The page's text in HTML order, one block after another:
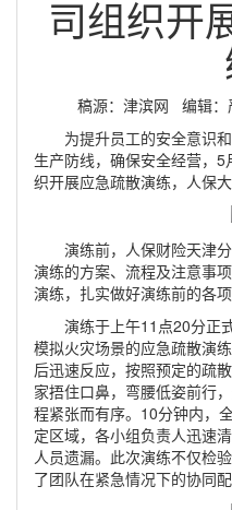
司组织开
稿源：津滨网 编辑
为提升员工的安全意识
生产防线，确保安全经营，
织开展应急疏散演练，人保
演练前，人保财险天津
演练的方案、流程及注意事
演练，扎实做好演练前的各项
演练于上午11点20分正
模拟火灾场景的应急疏散演
后迅速反应，按照预定的疏
家捂住口鼻，弯腰低姿前行
程紧张而有序。10分钟内，
定区域，各小组负责人迅速
人员遗漏。此次演练不仅检
了团队在紧急情况下的协同配